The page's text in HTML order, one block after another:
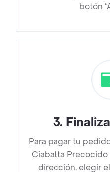
botón
3.
Para pagar tu
Ciabatta
dirección, elegir